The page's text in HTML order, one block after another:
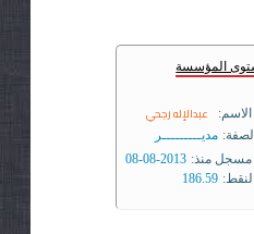
المؤسسة
عبدالإله رجحي
مديـــــــــر
مسجل منذ: 2013-08-08
186.59